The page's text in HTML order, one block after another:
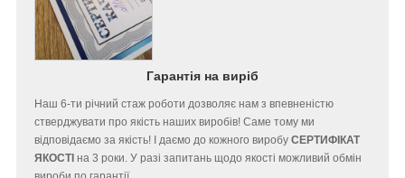
Гарантія на виріб
Наш 6-ти річний стаж роботи дозволяє нам з впевненістю
стверджувати про якість наших виробів! Саме тому ми
відповідаємо за якість! І даємо до кожного виробу СЕРТИФІКАТ
ЯКОСТІ на 3 роки. У разі запитань щодо якості можливий обмін